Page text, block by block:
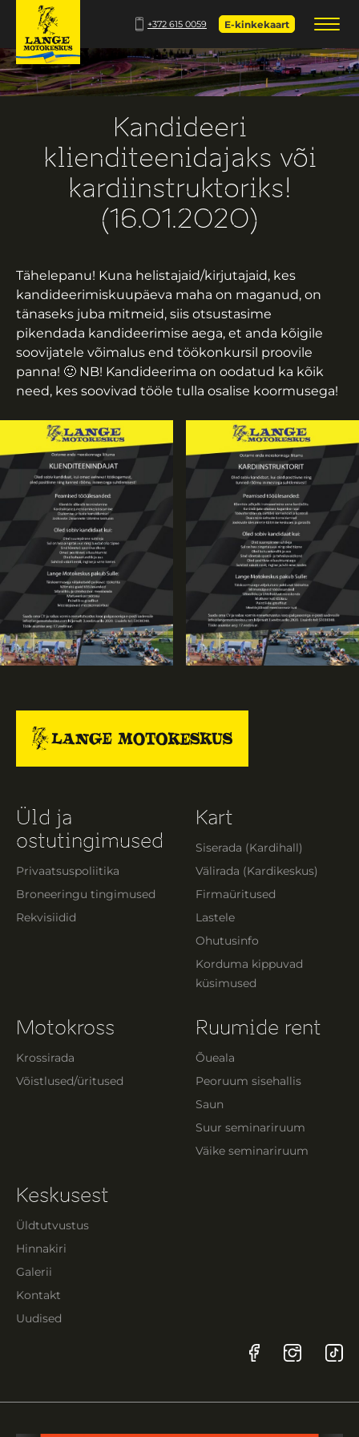
+372 615 0059 E-kinkekaart
Kandideeri
klienditeenidajaks või
kardiinstruktoriks!
(16.01.2020)
Tähelepanu! Kuna helistajaid/kirjutajaid, kes
kandideerimiskuupäeva maha on maganud, on
tänaseks juba mitmeid, siis otsustasime
pikendada kandideerimise aega, et anda kõigile
soovijatele võimalus end töökonkursil proovile
panna! 🙂 NB! Kandideerima on oodatud ka kõik
need, kes soovivad tööle tulla osalise koormusega!
Üld ja
ostutingimused
Privaatsuspoliitika
Broneeringu tingimused
Rekvisiidid
Kart
Siserada (Kardihall)
Välirada (Kardikeskus)
Firmaüritused
Lastele
Ohutusinfo
Korduma kippuvad
küsimused
Motokross
Krossirada
Võistlused/üritused
Ruumide rent
Õueala
Peoruum sisehallis
Saun
Suur seminariruum
Väike seminariruum
Keskusest
Üldtutvustus
Hinnakiri
Galerii
Kontakt
Uudised